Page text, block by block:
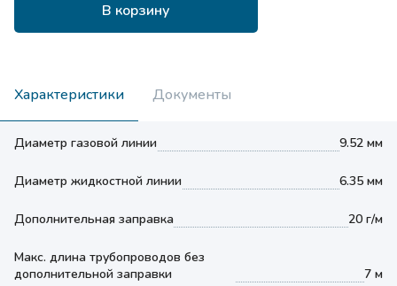
В корзину
Характеристики Документы
Диаметр газовой линии 9.52 мм
Диаметр жидкостной линии 6.35 мм
Дополнительная заправка 20 г/м
Макс. длина трубопроводов без
дополнительной заправки
7 м